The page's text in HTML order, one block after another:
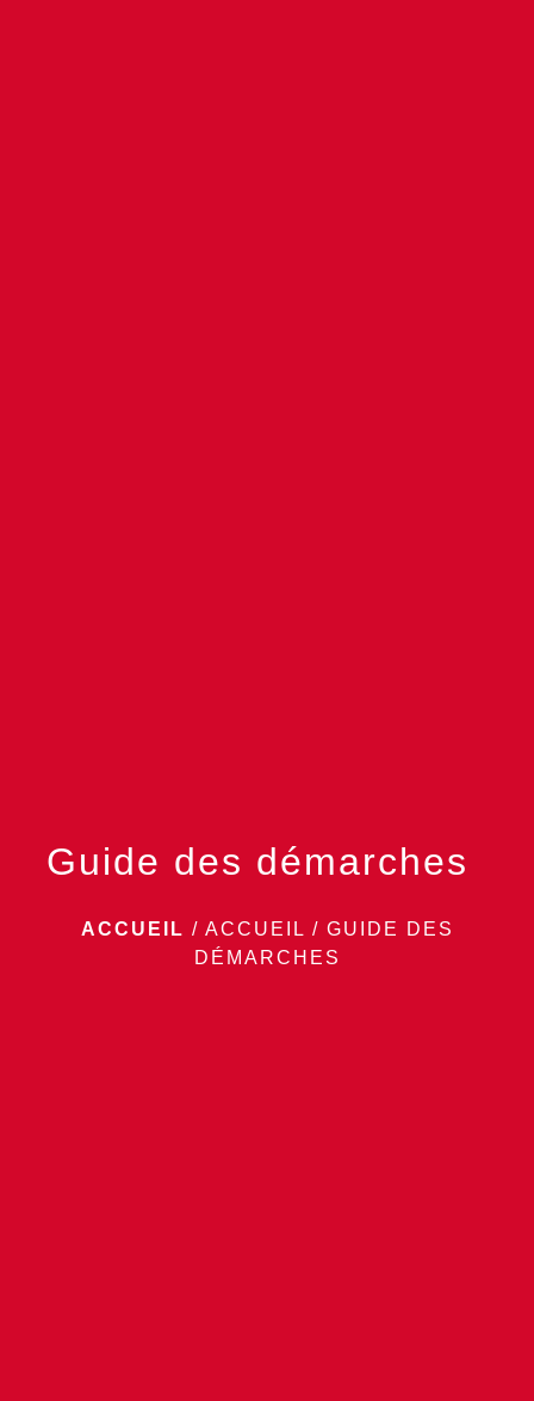
Guide des démarches
ACCUEIL / ACCUEIL / GUIDE DES
DÉMARCHES